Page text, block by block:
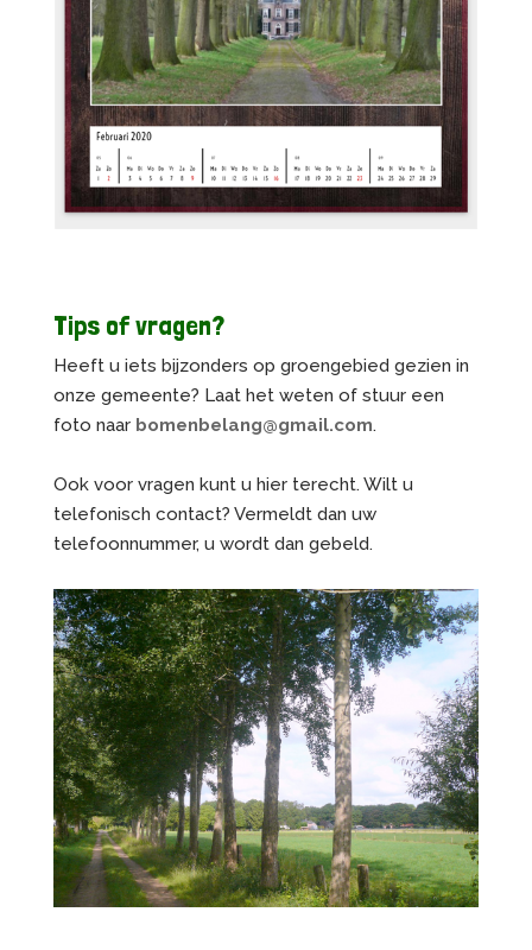
Tips of vragen?
Heeft u iets bijzonders op groengebied gezien in
onze gemeente? Laat het weten of stuur een
foto naar bomenbelang@gmail.com.
Ook voor vragen kunt u hier terecht. Wilt u
telefonisch contact? Vermeldt dan uw
telefoonnummer, u wordt dan gebeld.